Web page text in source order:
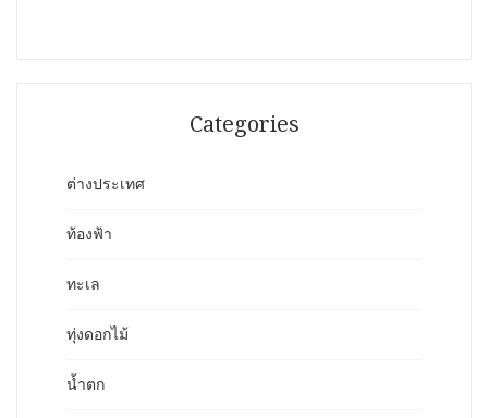
Categories
ต่างประเทศ
ท้องฟ้า
ทะเล
ทุ่งดอกไม้
น้ำตก